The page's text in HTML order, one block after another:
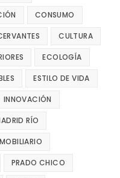
CONSUMO
CULTURA
ECOLOGÍA
ESTILO DE VIDA
INNOVACIÓN
RÍO
PRADO CHICO